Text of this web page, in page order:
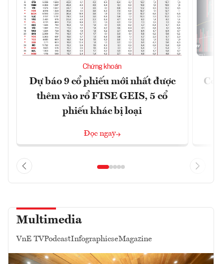
Chứng khoán
Dự báo 9 cổ phiếu mới nhất được
thêm vào rổ FTSE GEIS, 5 cổ
phiếu khác bị loại
Đọc ngay
Có
Multimedia
VnE TVPodcastInfographicseMagazine